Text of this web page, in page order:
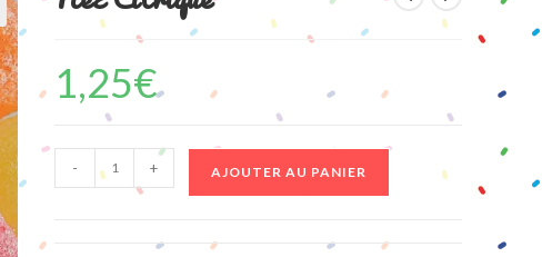
1,25€
quantité
de
- + AJOUTER AU PANIER